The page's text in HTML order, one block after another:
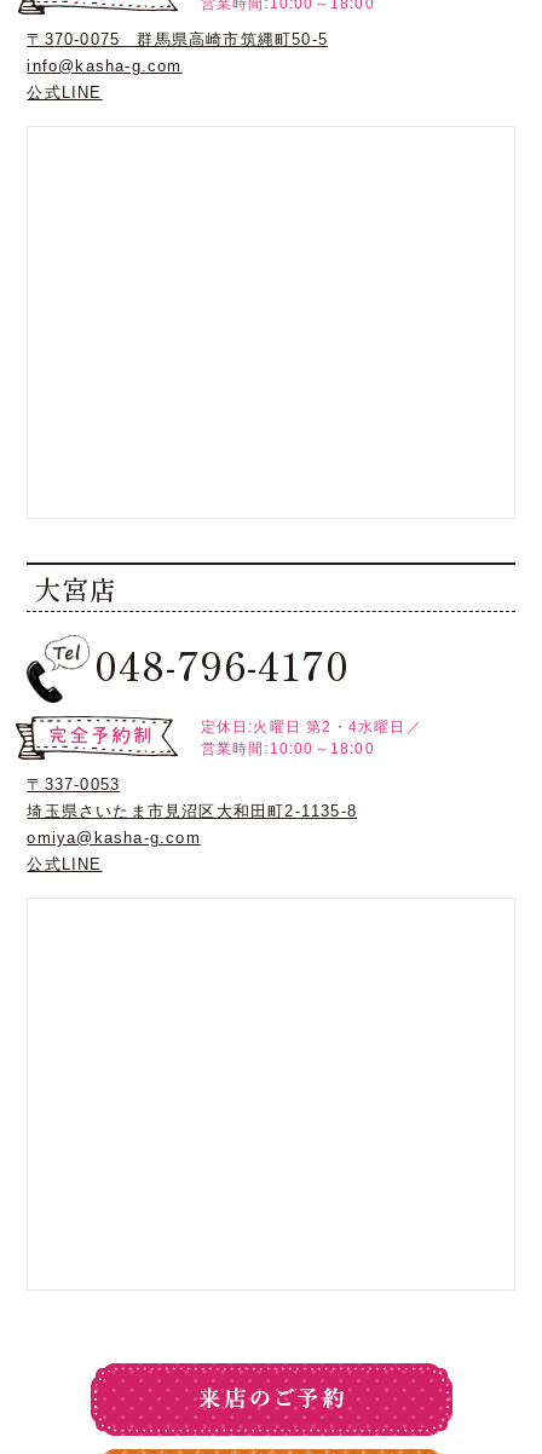
営業時間:10:00～18:00
〒370-0075 群馬県高崎市筑縄町50-5
info@kasha-g.com
公式LINE
大宮店
048-796-4170
定休日:火曜日 第2・4水曜日／
営業時間:10:00～18:00
〒337-0053
埼玉県さいたま市見沼区大和田町2-1135-8
omiya@kasha-g.com
公式LINE